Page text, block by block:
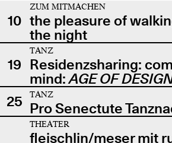
10
ZUM MITMACHEN
the pleasure of
the night
19
TANZ
Residenzsharing:
mind:AGE OF
25
TANZ
Pro Senectute
THEATER
fleischlin/meser mit